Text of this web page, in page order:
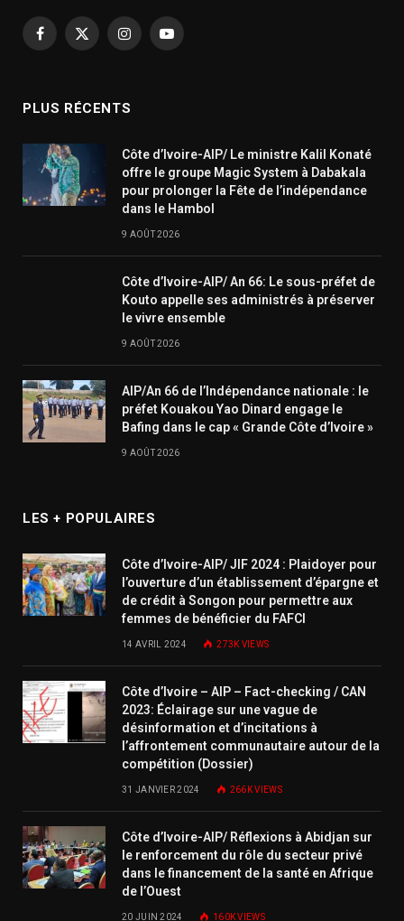
Facebook
X
InstagramYouTube
PLUS RÉCENTS
Côte d’Ivoire-AIP/ Le ministre Kalil Konaté
offre le groupe Magic System à Dabakala
pour prolonger la Fête de l’indépendance
dans le Hambol
9 AOÛT 2026
Côte d’Ivoire-AIP/ An 66: Le sous-préfet de
Kouto appelle ses administrés à préserver
le vivre ensemble
9 AOÛT 2026
AIP/An 66 de l’Indépendance nationale : le
préfet Kouakou Yao Dinard engage le
Bafing dans le cap « Grande Côte d’Ivoire »
9 AOÛT 2026
LES + POPULAIRES
Côte d’Ivoire-AIP/ JIF 2024 : Plaidoyer pour
l’ouverture d’un établissement d’épargne et
de crédit à Songon pour permettre aux
femmes de bénéficier du FAFCI
14 AVRIL 2024 273KVIEWS
Côte d’Ivoire – AIP – Fact-checking / CAN
2023: Éclairage sur une vague de
désinformation et d’incitations à
l’affrontement communautaire autour de la
compétition (Dossier)
31 JANVIER 2024 266KVIEWS
Côte d’Ivoire-AIP/ Réflexions à Abidjan sur
le renforcement du rôle du secteur privé
dans le financement de la santé en Afrique
de l’Ouest
20 JUIN 2024 160KVIEWS